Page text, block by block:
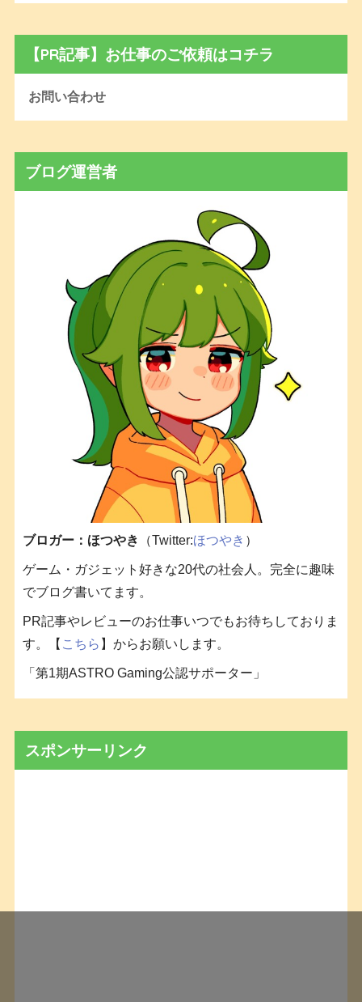
【PR記事】お仕事のご依頼はコチラ
お問い合わせ
ブログ運営者
ブロガー：ほつやき （Twitter:ほつやき ）
ゲーム・ガジェット好きな20代の社会人。完全に趣味
でブログ書いてます。
PR記事やレビューのお仕事いつでもお待ちしておりま
す。【 こちら 】からお願いします。
「第1期ASTRO Gaming公認サポーター」
スポンサーリンク